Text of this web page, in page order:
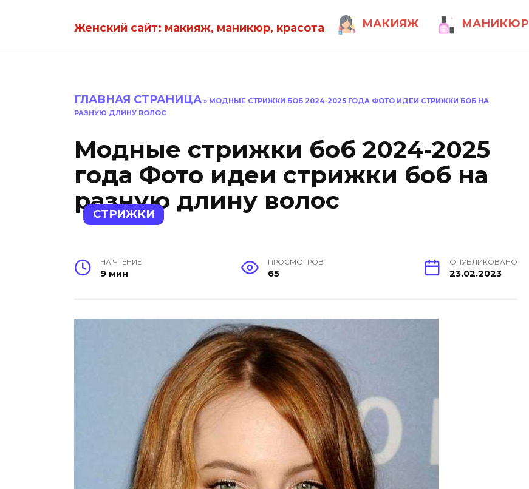
Женский сайт: макияж, маникюр, красота МАКИЯЖ МАНИКЮР
ГЛАВНАЯ СТРАНИЦА » МОДНЫЕ СТРИЖКИ БОБ 2024-2025 ГОДА ФОТО ИДЕИ СТРИЖКИ БОБ НА
РАЗНУЮ ДЛИНУ ВОЛОС
Модные стрижки боб 2024-2025
года Фото идеи стрижки боб на
разную длину волос
СТРИЖКИ
НА ЧТЕНИЕ
9 мин
ПРОСМОТРОВ
65
ОПУБЛИКОВАНО
23.02.2023